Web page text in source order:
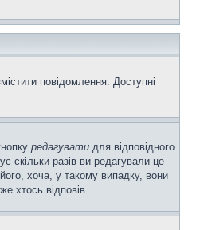
повідомлення. Доступні
редагувати для відповідного
скільки разів ви редагували це
хоча, у такому випадку, вони
хтось відповів.